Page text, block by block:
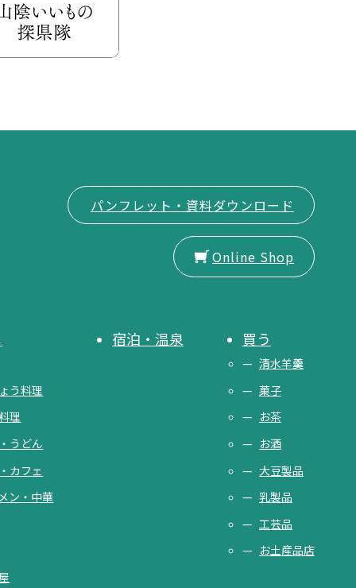
パンフレット・資料ダウンロード
Online Shop
う料理
理
うどん
カフェ
ン・中華
宿泊・温泉 買う
清水羊羹
菓子
お茶
お酒
大豆製品
乳製品
工芸品
お土産品店